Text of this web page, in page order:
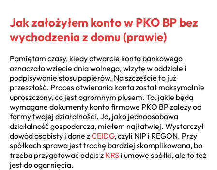
Jak założyłem konto w PKO BP bez
wychodzenia z domu (prawie)
Pamiętam czasy, kiedy otwarcie konta bankowego
oznaczało wzięcie dnia wolnego, wizytę w oddziale i
podpisywanie stosu papierów. Na szczęście to już
przeszłość. Proces otwierania konta został maksymalnie
uproszczony, co jest ogromnym plusem. To, jakie będą
wymagane dokumenty konto firmowe PKO BP zależy od
formy twojej działalności. Ja, jako jednoosobowa
działalność gospodarcza, miałem najłatwiej. Wystarczył
dowód osobisty i dane zCEIDG, czyli NIP i REGON. Przy
spółkach sprawa jest trochę bardziej skomplikowana, bo
trzeba przygotować odpis z KRS i umowę spółki, ale to też
jest do ogarnięcia.